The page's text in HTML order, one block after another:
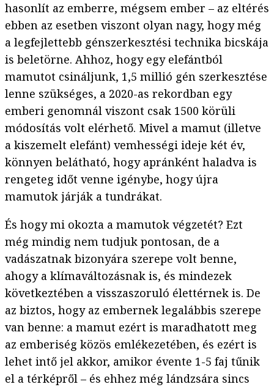
hasonlít az emberre, mégsem ember – az eltérés
ebben az esetben viszont olyan nagy, hogy még
a legfejlettebb génszerkesztési technika bicskája
is beletörne. Ahhoz, hogy egy elefántból
mamutot csináljunk, 1,5 millió gén szerkesztése
lenne szükséges, a 2020-as rekordban egy
emberi genomnál viszont csak 1500 körüli
módosítás volt elérhető. Mivel a mamut (illetve
a kiszemelt elefánt) vemhességi ideje két év,
könnyen belátható, hogy apránként haladva is
rengeteg időt venne igénybe, hogy újra
mamutok járják a tundrákat.
És hogy mi okozta a mamutok végzetét? Ezt
még mindig nem tudjuk pontosan, de a
vadászatnak bizonyára szerepe volt benne,
ahogy a klímaváltozásnak is, és mindezek
következtében a visszaszoruló élettérnek is. De
az biztos, hogy az embernek legalábbis szerepe
van benne: a mamut ezért is maradhatott meg
az emberiség közös emlékezetében, és ezért is
lehet intő jel akkor, amikor évente 1-5 faj tűnik
el a térképről – és ehhez még lándzsára sincs